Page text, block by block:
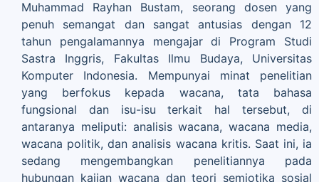
Muhammad Rayhan Bustam, seorang dosen yang
penuh semangat dan sangat antusias dengan 12
tahun pengalamannya mengajar di Program Studi
Sastra Inggris, Fakultas Ilmu Budaya, Universitas
Komputer Indonesia. Mempunyai minat penelitian
yang berfokus kepada wacana, tata bahasa
fungsional dan isu-isu terkait hal tersebut, di
antaranya meliputi: analisis wacana, wacana media,
wacana politik, dan analisis wacana kritis. Saat ini, ia
sedang mengembangkan penelitiannya pada
hubungan kajian wacana dan teori semiotika sosial